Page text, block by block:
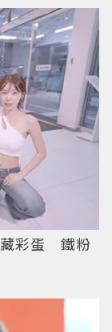
藏彩蛋 鐵粉